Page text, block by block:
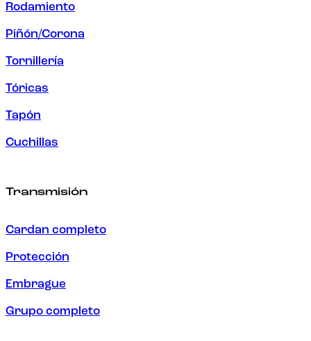
Rodamiento
Piñón/Corona
Tornillería
Tóricas
Tapón
Cuchillas
Transmisión
Cardan completo
Protección
Embrague
Grupo completo